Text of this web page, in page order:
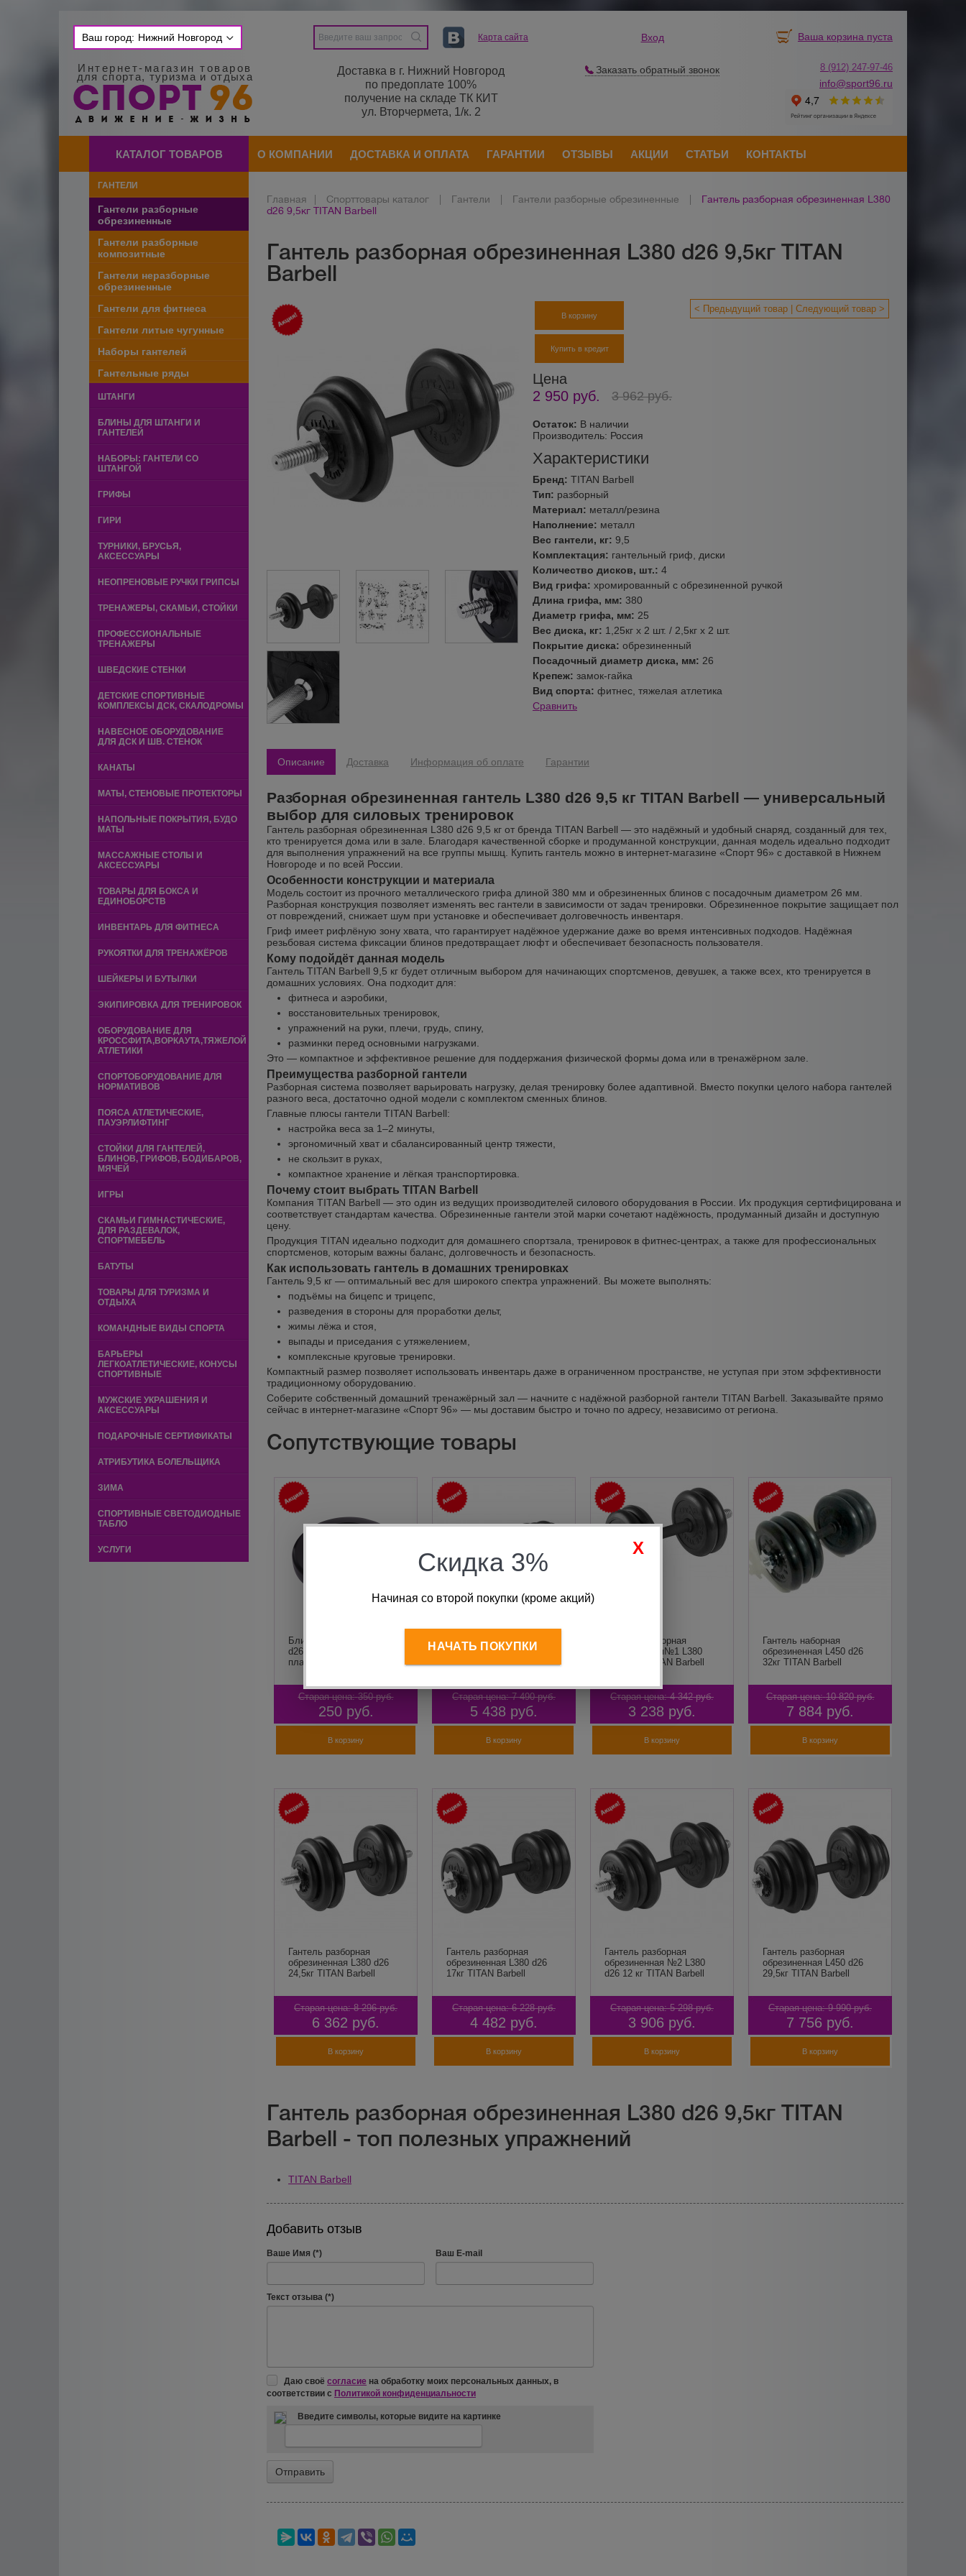
Ваш город: Нижний Новгород
Интернет-магазин товаров
для спорта, туризма и отдыха
Карта сайта
Доставка в г. Нижний Новгород
по предоплате 100%
получение на складе ТК КИТ
ул. Вторчермета, 1/к. 2
Вход
Заказать обратный звонок
Ваша корзина пуста
8 (912) 247-97-46
info@sport96.ru
КАТАЛОГ ТОВАРОВ О КОМПАНИИ ДОСТАВКА И ОПЛАТА ГАРАНТИИ ОТЗЫВЫ АКЦИИ СТАТЬИ КОНТАКТЫ
ГАНТЕЛИ
Гантели разборные
обрезиненные
Гантели разборные
композитные
Гантели неразборные
обрезиненные
Гантели для фитнеса
Гантели литые чугунные
Наборы гантелей
Гантельные ряды
ШТАНГИ
БЛИНЫ ДЛЯ ШТАНГИ И
ГАНТЕЛЕЙ
НАБОРЫ: ГАНТЕЛИ СО
ШТАНГОЙ
ГРИФЫ
ГИРИ
ТУРНИКИ, БРУСЬЯ,
АКСЕССУАРЫ
НЕОПРЕНОВЫЕ РУЧКИ ГРИПСЫ
ТРЕНАЖЕРЫ, СКАМЬИ, СТОЙКИ
ПРОФЕССИОНАЛЬНЫЕ
ТРЕНАЖЕРЫ
ШВЕДСКИЕ СТЕНКИ
ДЕТСКИЕ СПОРТИВНЫЕ
КОМПЛЕКСЫ ДСК, СКАЛОДРОМЫ
НАВЕСНОЕ ОБОРУДОВАНИЕ
ДЛЯ ДСК И ШВ. СТЕНОК
КАНАТЫ
МАТЫ, СТЕНОВЫЕ ПРОТЕКТОРЫ
НАПОЛЬНЫЕ ПОКРЫТИЯ, БУДО
МАТЫ
МАССАЖНЫЕ СТОЛЫ И
АКСЕССУАРЫ
ТОВАРЫ ДЛЯ БОКСА И
ЕДИНОБОРСТВ
ИНВЕНТАРЬ ДЛЯ ФИТНЕСА
РУКОЯТКИ ДЛЯ ТРЕНАЖЁРОВ
ШЕЙКЕРЫ И БУТЫЛКИ
ЭКИПИРОВКА ДЛЯ ТРЕНИРОВОК
ОБОРУДОВАНИЕ ДЛЯ
КРОССФИТА,ВОРКАУТА,ТЯЖЕЛОЙ
АТЛЕТИКИ
СПОРТОБОРУДОВАНИЕ ДЛЯ
НОРМАТИВОВ
ПОЯСА АТЛЕТИЧЕСКИЕ,
ПАУЭРЛИФТИНГ
СТОЙКИ ДЛЯ ГАНТЕЛЕЙ,
БЛИНОВ, ГРИФОВ, БОДИБАРОВ,
МЯЧЕЙ
ИГРЫ
СКАМЬИ ГИМНАСТИЧЕСКИЕ,
ДЛЯ РАЗДЕВАЛОК,
СПОРТМЕБЕЛЬ
БАТУТЫ
ТОВАРЫ ДЛЯ ТУРИЗМА И
ОТДЫХА
КОМАНДНЫЕ ВИДЫ СПОРТА
БАРЬЕРЫ
ЛЕГКОАТЛЕТИЧЕСКИЕ, КОНУСЫ
СПОРТИВНЫЕ
МУЖСКИЕ УКРАШЕНИЯ И
АКСЕССУАРЫ
ПОДАРОЧНЫЕ СЕРТИФИКАТЫ
АТРИБУТИКА БОЛЕЛЬЩИКА
ЗИМА
СПОРТИВНЫЕ СВЕТОДИОДНЫЕ
ТАБЛО
УСЛУГИ
Главная Спорттовары каталог Гантели Гантели разборные обрезиненные
Гантель разборная обрезиненная L380
d26 9,5кг TITAN Barbell
Гантель разборная обрезиненная L380 d26 9,5кг TITAN
Barbell
< Предыдущий товар Следующий товар >
Остаток: В наличии
Производитель: Россия
Характеристики
Бренд: TITAN Barbell
Тип: разборный
Материал: металл/резина
Наполнение: металл
Вес гантели, кг: 9,5
Комплектация: гантельный гриф, диски
Количество дисков, шт.: 4
Вид грифа: хромированный с обрезиненной ручкой
Длина грифа, мм: 380
Диаметр грифа, мм: 25
Вес диска, кг: 1,25кг х 2 шт. / 2,5кг х 2 шт.
Покрытие диска: обрезиненный
Посадочный диаметр диска, мм: 26
Крепеж: замок-гайка
Вид спорта: фитнес, тяжелая атлетика
Цена
3 962 руб.
2 950 руб.
В корзину
Купить в кредит
Сравнить
Описание Доставка Информация об оплате Гарантии
Разборная обрезиненная гантель L380 d26 9,5 кг TITAN Barbell — универсальный
выбор для силовых тренировок
Гантель разборная обрезиненная L380 d26 9,5 кг от бренда TITAN Barbell — это надёжный и удобный снаряд, созданный для тех,
кто тренируется дома или в зале. Благодаря качественной сборке и продуманной конструкции, данная модель идеально подходит
для выполнения упражнений на все группы мышц. Купить гантель можно в интернет-магазине «Спорт 96» с доставкой в Нижнем
Новгороде и по всей России.
Особенности конструкции и материала
Модель состоит из прочного металлического грифа длиной 380 мм и обрезиненных блинов с посадочным диаметром 26 мм.
Разборная конструкция позволяет изменять вес гантели в зависимости от задач тренировки. Обрезиненное покрытие защищает пол
от повреждений, снижает шум при установке и обеспечивает долговечность инвентаря.
Гриф имеет рифлёную зону хвата, что гарантирует надёжное удержание даже во время интенсивных подходов. Надёжная
резьбовая система фиксации блинов предотвращает люфт и обеспечивает безопасность пользователя.
Кому подойдёт данная модель
Гантель TITAN Barbell 9,5 кг будет отличным выбором для начинающих спортсменов, девушек, а также всех, кто тренируется в
домашних условиях. Она подходит для:
фитнеса и аэробики,
восстановительных тренировок,
упражнений на руки, плечи, грудь, спину,
разминки перед основными нагрузками.
Это — компактное и эффективное решение для поддержания физической формы дома или в тренажёрном зале.
Преимущества разборной гантели
Разборная система позволяет варьировать нагрузку, делая тренировку более адаптивной. Вместо покупки целого набора гантелей
разного веса, достаточно одной модели с комплектом сменных блинов.
Главные плюсы гантели TITAN Barbell:
настройка веса за 1–2 минуты,
эргономичный хват и сбалансированный центр тяжести,
не скользит в руках,
компактное хранение и лёгкая транспортировка.
Почему стоит выбрать TITAN Barbell
Компания TITAN Barbell — это один из ведущих производителей силового оборудования в России. Их продукция сертифицирована и
соответствует стандартам качества. Обрезиненные гантели этой марки сочетают надёжность, продуманный дизайн и доступную
цену.
Продукция TITAN идеально подходит для домашнего спортзала, тренировок в фитнес-центрах, а также для профессиональных
спортсменов, которым важны баланс, долговечность и безопасность.
Как использовать гантель в домашних тренировках
Гантель 9,5 кг — оптимальный вес для широкого спектра упражнений. Вы можете выполнять:
подъёмы на бицепс и трицепс,
разведения в стороны для проработки дельт,
жимы лёжа и стоя,
выпады и приседания с утяжелением,
комплексные круговые тренировки.
Компактный размер позволяет использовать инвентарь даже в ограниченном пространстве, не уступая при этом эффективности
традиционному оборудованию.
Соберите собственный домашний тренажёрный зал — начните с надёжной разборной гантели TITAN Barbell. Заказывайте прямо
сейчас в интернет-магазине «Спорт 96» — мы доставим быстро и точно по адресу, независимо от региона.
Сопутствующие товары
Блин для штанги 2,5 кг
d26 SXM-2,5
пластиковый, цемент
Старая цена: 350 руб.
250 руб.
В корзину
Гантель разборная
обрезиненная L450 d26
19,5кг TITAN Barbell
Старая цена: 7 490 руб.
5 438 руб.
В корзину
Гантель разборная
обрезиненная№1 L380
d26 12 кг TITAN Barbell
Старая цена: 4 342 руб.
3 238 руб.
В корзину
Гантель наборная
обрезиненная L450 d26
32кг TITAN Barbell
Старая цена: 10 820 руб.
7 884 руб.
В корзину
Гантель разборная
обрезиненная L380 d26
24,5кг TITAN Barbell
Старая цена: 8 296 руб.
6 362 руб.
В корзину
Гантель разборная
обрезиненная L380 d26
17кг TITAN Barbell
Старая цена: 6 228 руб.
4 482 руб.
В корзину
Гантель разборная
обрезиненная №2 L380
d26 12 кг TITAN Barbell
Старая цена: 5 298 руб.
3 906 руб.
В корзину
Гантель разборная
обрезиненная L450 d26
29,5кг TITAN Barbell
Старая цена: 9 990 руб.
7 756 руб.
В корзину
Гантель разборная обрезиненная L380 d26 9,5кг TITAN
Barbell - топ полезных упражнений
TITAN Barbell
Добавить отзыв
Ваше Имя (*) Ваш E-mail
Текст отзыва (*)
Даю своё согласие на обработку моих персональных данных, в
соответствии с Политикой конфиденциальности
Введите символы, которые видите на картинке
Скидка 3%
Начиная со второй покупки (кроме акций)
НАЧАТЬ ПОКУПКИ